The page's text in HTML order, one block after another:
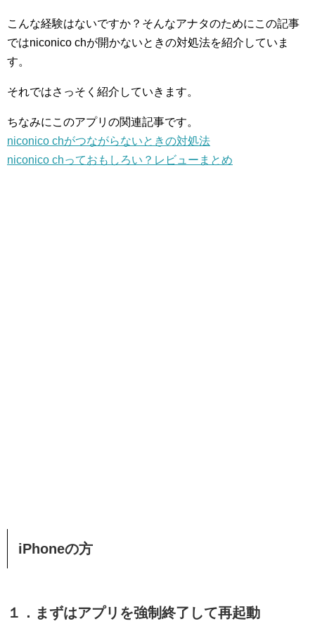
こんな経験はないですか？そんなアナタのためにこの記事
ではniconico chが開かないときの対処法を紹介していま
す。
それではさっそく紹介していきます。
ちなみにこのアプリの関連記事です。
niconico chがつながらないときの対処法
niconico chっておもしろい？レビューまとめ
iPhoneの方
１．まずはアプリを強制終了して再起動